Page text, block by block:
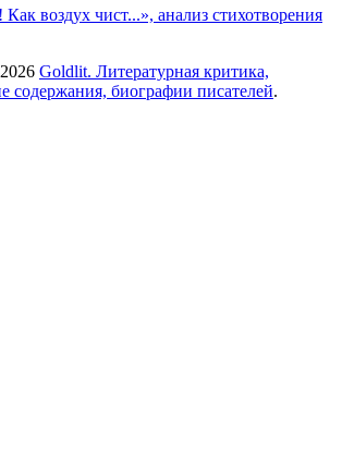
Как воздух чист...», анализ стихотворения
Goldlit. Литературная критика,
содержания, биографии писателей.